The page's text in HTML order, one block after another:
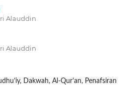
Alauddin
Alauddin
Dakwah, Al-Qur’an, Penafsiran